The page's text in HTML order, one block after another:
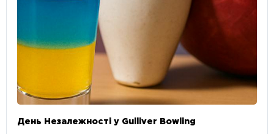
День Незалежності у Gulliver Bowling